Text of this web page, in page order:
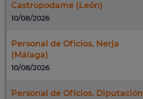
Castropodame (León)
10/08/2026
Personal de Oficios, Nerja
(Málaga)
10/08/2026
Personal de Oficios, Diputación